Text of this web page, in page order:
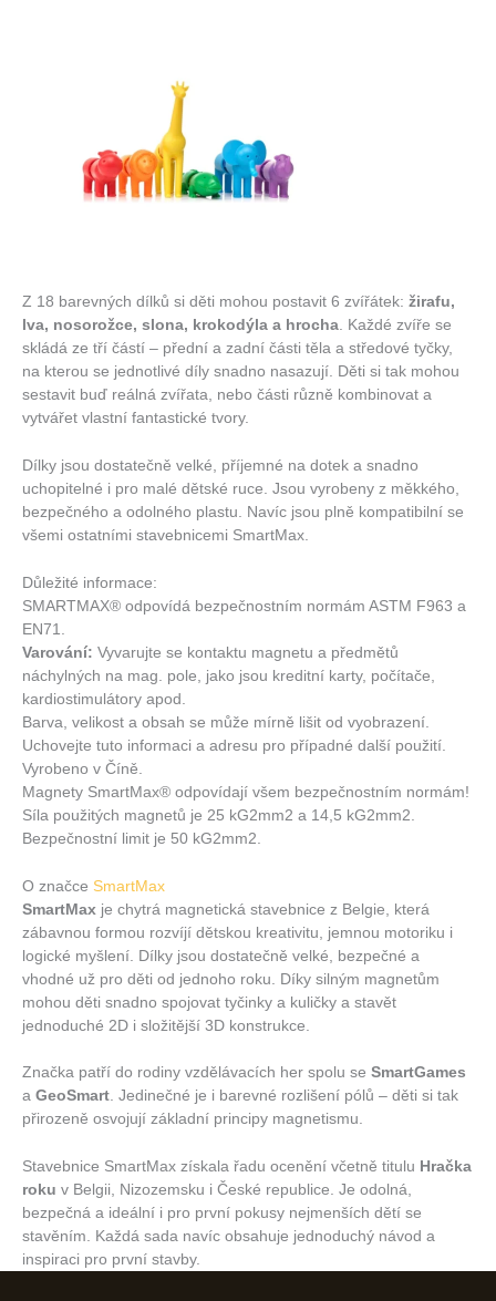
Z 18 barevných dílků si děti mohou postavit 6 zvířátek: žirafu,
lva, nosorožce, slona, krokodýla a hrocha . Každé zvíře se
skládá ze tří částí – přední a zadní části těla a středové tyčky,
na kterou se jednotlivé díly snadno nasazují. Děti si tak mohou
sestavit buď reálná zvířata, nebo části různě kombinovat a
vytvářet vlastní fantastické tvory.
Dílky jsou dostatečně velké, příjemné na dotek a snadno
uchopitelné i pro malé dětské ruce. Jsou vyrobeny z měkkého,
bezpečného a odolného plastu. Navíc jsou plně kompatibilní se
všemi ostatními stavebnicemi SmartMax.
Důležité informace:
SMARTMAX® odpovídá bezpečnostním normám ASTM F963 a
EN71.
Varování: Vyvarujte se kontaktu magnetu a předmětů
náchylných na mag. pole, jako jsou kreditní karty, počítače,
kardiostimulátory apod.
Barva, velikost a obsah se může mírně lišit od vyobrazení.
Uchovejte tuto informaci a adresu pro případné další použití.
Vyrobeno v Číně.
Magnety SmartMax® odpovídají všem bezpečnostním normám!
Síla použitých magnetů je 25 kG2mm2 a 14,5 kG2mm2.
Bezpečnostní limit je 50 kG2mm2.
O značce SmartMax
SmartMax je chytrá magnetická stavebnice z Belgie, která
zábavnou formou rozvíjí dětskou kreativitu, jemnou motoriku i
logické myšlení. Dílky jsou dostatečně velké, bezpečné a
vhodné už pro děti od jednoho roku. Díky silným magnetům
mohou děti snadno spojovat tyčinky a kuličky a stavět
jednoduché 2D i složitější 3D konstrukce.
Značka patří do rodiny vzdělávacích her spolu se SmartGames
a GeoSmart. Jedinečné je i barevné rozlišení pólů – děti si tak
přirozeně osvojují základní principy magnetismu.
Stavebnice SmartMax získala řadu ocenění včetně titulu Hračka
roku v Belgii, Nizozemsku i České republice. Je odolná,
bezpečná a ideální i pro první pokusy nejmenších dětí se
stavěním. Každá sada navíc obsahuje jednoduchý návod a
inspiraci pro první stavby.